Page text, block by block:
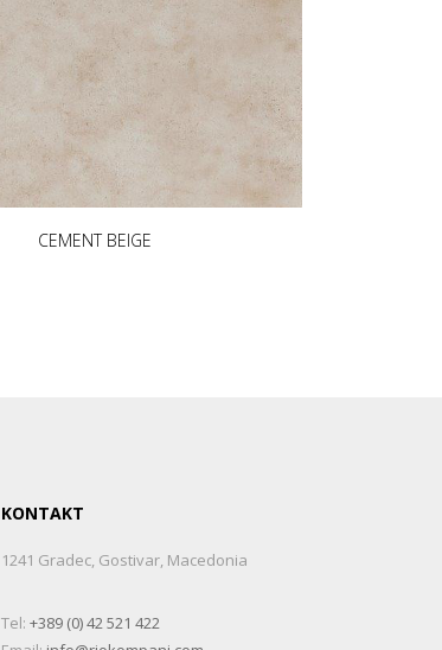
CEMENT BEIGE
KONTAKT
1241 Gradec, Gostivar, Macedonia
Tel: +389 (0) 42 521 422